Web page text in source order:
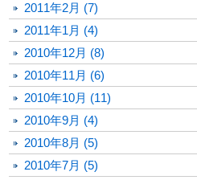
2011年2月 (7)
2011年1月 (4)
2010年12月 (8)
2010年11月 (6)
2010年10月 (11)
2010年9月 (4)
2010年8月 (5)
2010年7月 (5)